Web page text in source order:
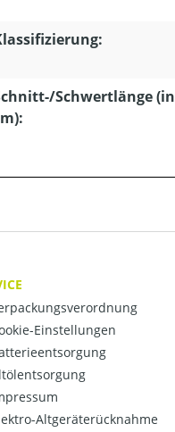
Schwertlänge (in
Einstellungen
Altgeräterücknahme